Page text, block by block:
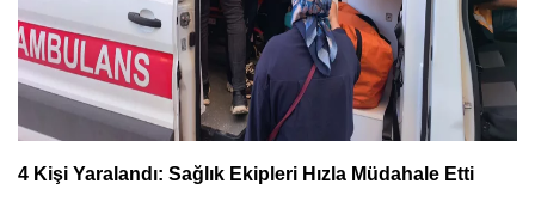
4 Kişi Yaralandı: Sağlık Ekipleri Hızla Müdahale Etti